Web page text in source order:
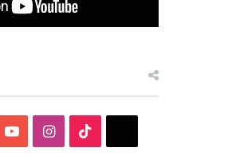
YouTubeInstagram